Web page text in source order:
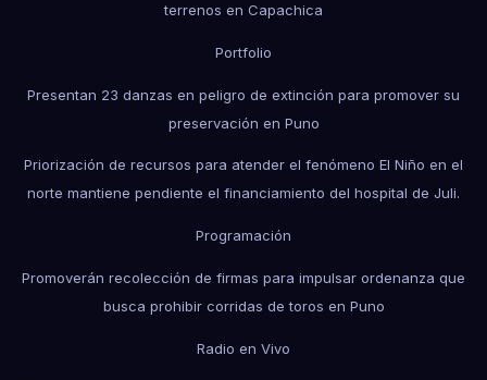
terrenos en Capachica
Portfolio
Presentan 23 danzas en peligro de extinción para promover su
preservación en Puno
Priorización de recursos para atender el fenómeno El Niño en el
norte mantiene pendiente el financiamiento del hospital de Juli.
Programación
Promoverán recolección de firmas para impulsar ordenanza que
busca prohibir corridas de toros en Puno
Radio en Vivo